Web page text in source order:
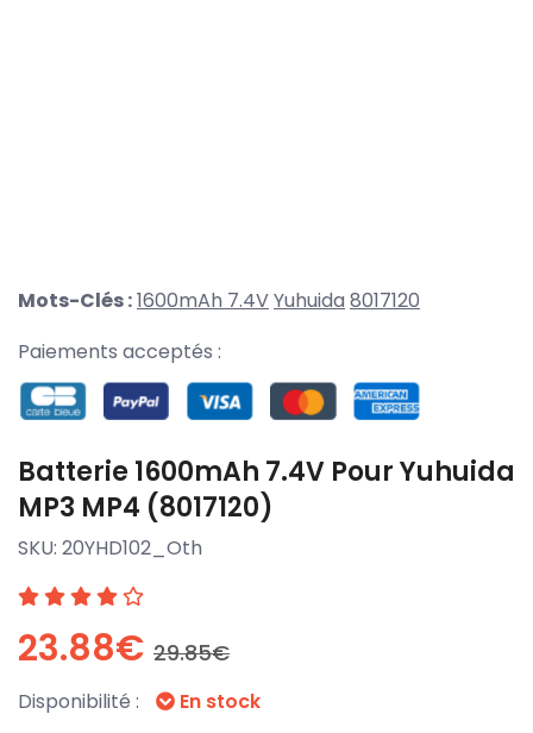
Mots-Clés :1600mAh 7.4VYuhuida 8017120
Paiements acceptés :
Batterie 1600mAh 7.4V Pour Yuhuida
MP3 MP4 (8017120)
SKU: 20YHD102_Oth
23.88€ 29.85€
Disponibilité : En stock